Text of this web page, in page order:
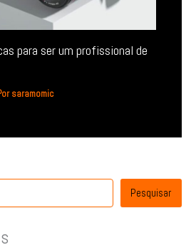
para ser um profissional de
saramomic
Pesquisar